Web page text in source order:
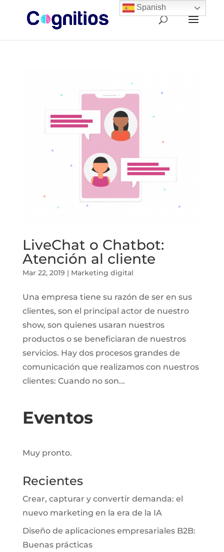
LiveChat o Chatbot:
Atención al cliente
Mar 22, 2019 | Marketing digital
Una empresa tiene su razón de ser en sus
clientes, son el principal actor de nuestro
show, son quienes usaran nuestros
productos o se beneficiaran de nuestros
servicios. Hay dos procesos grandes de
comunicación que realizamos con nuestros
clientes: Cuando no son...
Eventos
Muy pronto.
Recientes
Crear, capturar y convertir demanda: el
nuevo marketing en la era de la IA
Diseño de aplicaciones empresariales B2B:
Buenas prácticas
Spanish